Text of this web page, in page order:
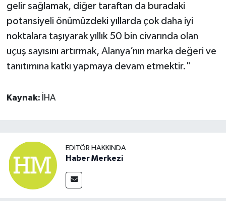
gelir sağlamak, diğer taraftan da buradaki
potansiyeli önümüzdeki yıllarda çok daha iyi
noktalara taşıyarak yıllık 50 bin civarında olan
uçuş sayısını artırmak, Alanya’nın marka değeri ve
tanıtımına katkı yapmaya devam etmektir."
Kaynak: İHA
EDITÖR HAKKINDA
Haber Merkezi